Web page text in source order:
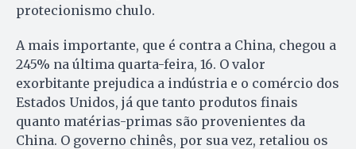
protecionismo chulo.
A mais importante, que é contra a China, chegou a
245% na última quarta-feira, 16. O valor
exorbitante prejudica a indústria e o comércio dos
Estados Unidos, já que tanto produtos finais
quanto matérias-primas são provenientes da
China. O governo chinês, por sua vez, retaliou os